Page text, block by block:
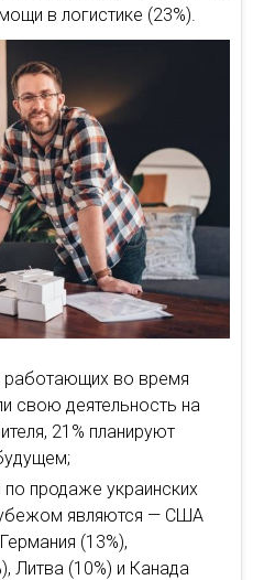
в логистике (23%).
работающих во время
свою деятельность на
21% планируют
продаже украинских
являются — США
(13%),
Литва (10%) и Канада